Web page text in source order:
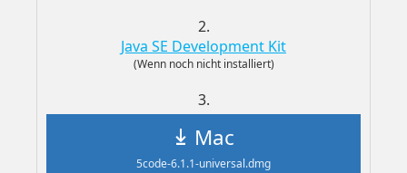
2.
Java SE Development Kit
(Wenn noch nicht installiert)
3.
Mac
5code-6.1.1-universal.dmg